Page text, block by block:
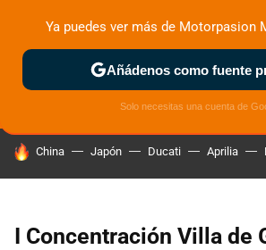
ZONA DE PRUEBAS DEPORTIVAS
HOY SE HABLA DE
China Japón Ducati Aprilia
I Concentración Villa de
Ya puedes ver más de Motorpasion
Añádenos como fuente
Solo necesitas una cuenta de